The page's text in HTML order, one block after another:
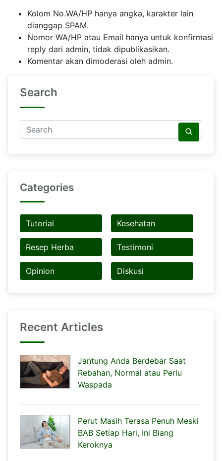
Kolom No.WA/HP hanya angka, karakter lain
dianggap SPAM.
Nomor WA/HP atau Email hanya untuk konfirmasi
reply dari admin, tidak dipublikasikan.
Komentar akan dimoderasi oleh admin.
Search
Categories
Tutorial Kesehatan
Resep Herba Testimoni
Opinion Diskusi
Recent Articles
Jantung Anda Berdebar Saat
Rebahan, Normal atau Perlu
Waspada
Perut Masih Terasa Penuh Meski
BAB Setiap Hari, Ini Biang
Keroknya